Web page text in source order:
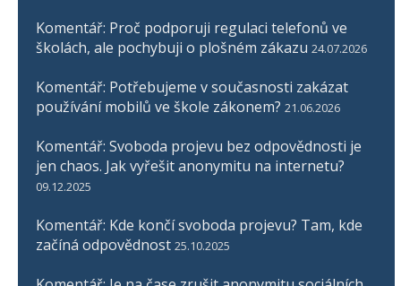
Komentář: Proč podporuji regulaci telefonů ve
školách, ale pochybuji o plošném zákazu 24.07.2026
Komentář: Potřebujeme v současnosti zakázat
používání mobilů ve škole zákonem? 21.06.2026
Komentář: Svoboda projevu bez odpovědnosti je
jen chaos. Jak vyřešit anonymitu na internetu?
09.12.2025
Komentář: Kde končí svoboda projevu? Tam, kde
začíná odpovědnost 25.10.2025